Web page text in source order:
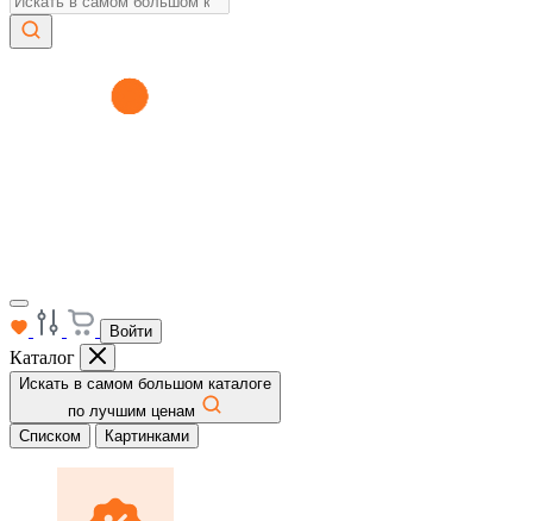
Войти
Каталог
Искать в самом большом каталоге
по лучшим ценам
Списком
Картинками